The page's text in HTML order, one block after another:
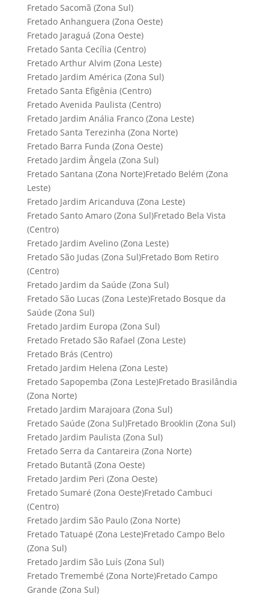
Fretado Sacomã (Zona Sul)
Fretado Anhanguera (Zona Oeste)
Fretado Jaraguá (Zona Oeste)
Fretado Santa Cecília (Centro)
Fretado Arthur Alvim (Zona Leste)
Fretado Jardim América (Zona Sul)
Fretado Santa Efigênia (Centro)
Fretado Avenida Paulista (Centro)
Fretado Jardim Anália Franco (Zona Leste)
Fretado Santa Terezinha (Zona Norte)
Fretado Barra Funda (Zona Oeste)
Fretado Jardim Ângela (Zona Sul)
Fretado Santana (Zona Norte)Fretado Belém (Zona
Leste)
Fretado Jardim Aricanduva (Zona Leste)
Fretado Santo Amaro (Zona Sul)Fretado Bela Vista
(Centro)
Fretado Jardim Avelino (Zona Leste)
Fretado São Judas (Zona Sul)Fretado Bom Retiro
(Centro)
Fretado Jardim da Saúde (Zona Sul)
Fretado São Lucas (Zona Leste)Fretado Bosque da
Saúde (Zona Sul)
Fretado Jardim Europa (Zona Sul)
Fretado Fretado São Rafael (Zona Leste)
Fretado Brás (Centro)
Fretado Jardim Helena (Zona Leste)
Fretado Sapopemba (Zona Leste)Fretado Brasilândia
(Zona Norte)
Fretado Jardim Marajoara (Zona Sul)
Fretado Saúde (Zona Sul)Fretado Brooklin (Zona Sul)
Fretado Jardim Paulista (Zona Sul)
Fretado Serra da Cantareira (Zona Norte)
Fretado Butantã (Zona Oeste)
Fretado Jardim Peri (Zona Oeste)
Fretado Sumaré (Zona Oeste)Fretado Cambuci
(Centro)
Fretado Jardim São Paulo (Zona Norte)
Fretado Tatuapé (Zona Leste)Fretado Campo Belo
(Zona Sul)
Fretado Jardim São Luís (Zona Sul)
Fretado Tremembé (Zona Norte)Fretado Campo
Grande (Zona Sul)